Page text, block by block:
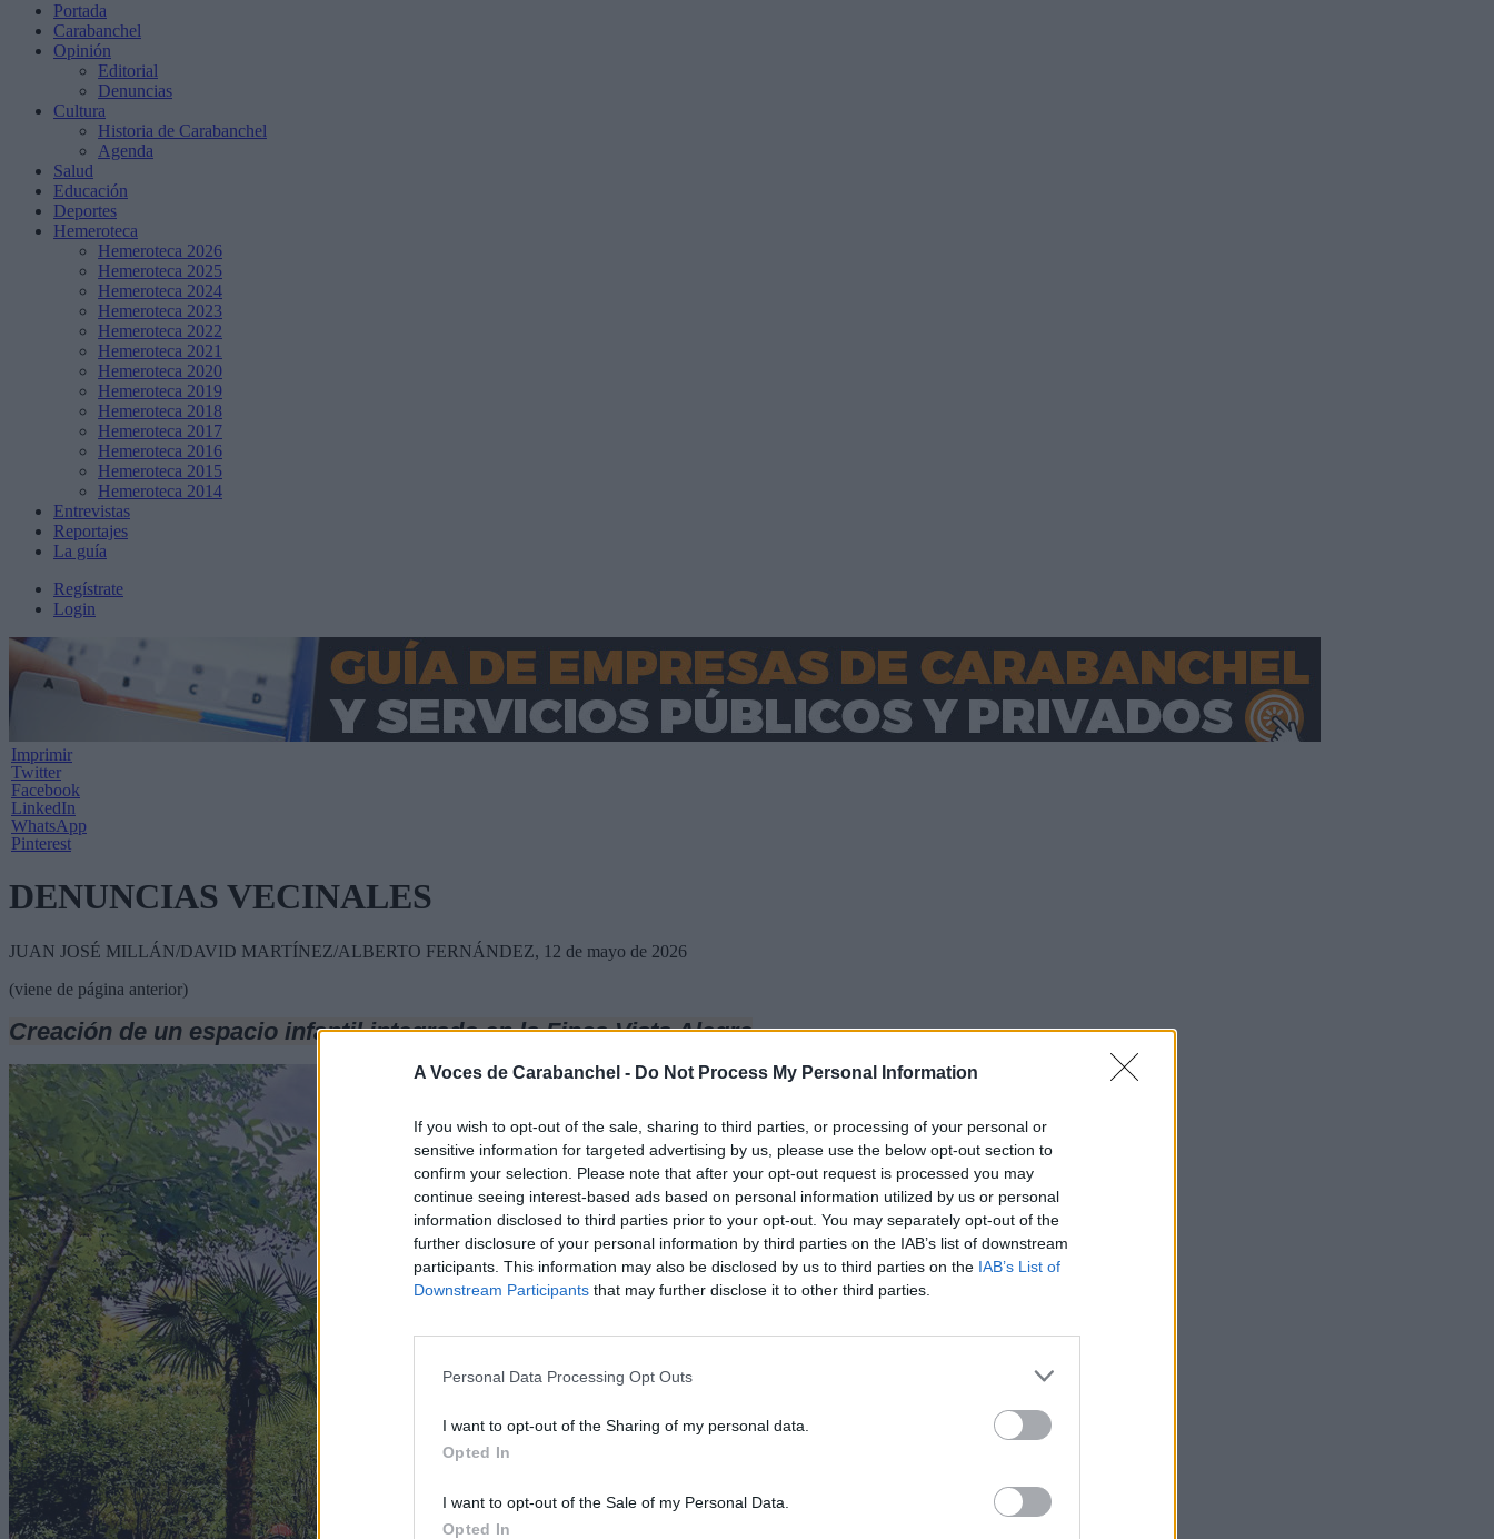
A Voces de Carabanchel - Do Not Process My Personal Information
If you wish to opt-out of the sale, sharing to third parties, or processing of your personal or
sensitive information for targeted advertising by us, please use the below opt-out section to
confirm your selection. Please note that after your opt-out request is processed you may
continue seeing interest-based ads based on personal information utilized by us or personal
information disclosed to third parties prior to your opt-out. You may separately opt-out of the
further disclosure of your personal information by third parties on the IAB’s list of downstream
participants. This information may also be disclosed by us to third parties on the IAB’s List of
Downstream Participants that may further disclose it to other third parties.
Personal Data Processing Opt Outs
I want to opt-out of the Sharing of my personal data.
Opted In
I want to opt-out of the Sale of my Personal Data.
Opted In
Portada
Carabanchel
Opinión
Editorial
Denuncias
Cultura
Historia de Carabanchel
Agenda
Salud
Educación
Deportes
Hemeroteca
Hemeroteca 2026
Hemeroteca 2025
Hemeroteca 2024
Hemeroteca 2023
Hemeroteca 2022
Hemeroteca 2021
Hemeroteca 2020
Hemeroteca 2019
Hemeroteca 2018
Hemeroteca 2017
Hemeroteca 2016
Hemeroteca 2015
Hemeroteca 2014
Entrevistas
Reportajes
La guía
Regístrate
Login
Imprimir
Twitter
Facebook
LinkedIn
WhatsApp
Pinterest
DENUNCIAS VECINALES
JUAN JOSÉ MILLÁN/DAVID MARTÍNEZ/ALBERTO FERNÁNDEZ, 12 de mayo de 2026
(viene de página anterior)
Creación de un espacio infantil integrado en la Finca Vista Alegre